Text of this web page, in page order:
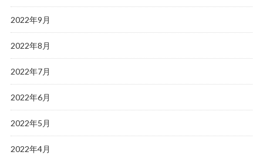
2022年9月
2022年8月
2022年7月
2022年6月
2022年5月
2022年4月